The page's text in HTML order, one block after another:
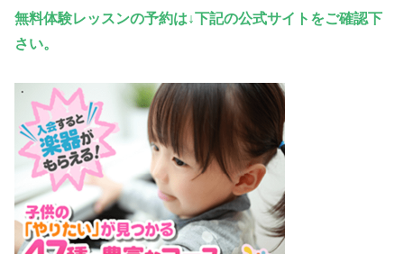
無料体験レッスンの予約は↓下記の公式サイトをご確認下
さい。